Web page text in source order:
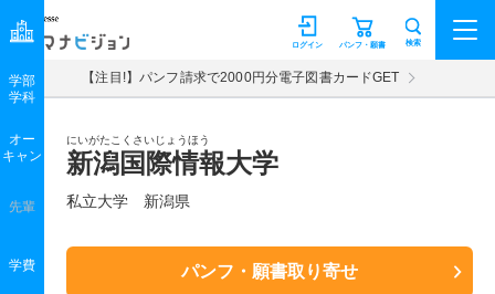
マナビジョン パンフ・願書
ログイン 検索
【注目!】パンフ請求で2000円分電子図書カードGET
にいがたこくさいじょうほう
新潟国際情報大学
私立大学 新潟県
パンフ・願書取り寄せ
学部
学科
オー
キャン
先輩
学費